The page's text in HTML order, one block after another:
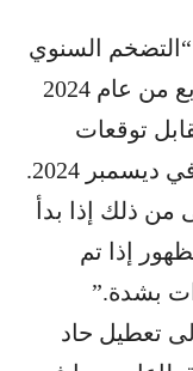
السنوي
سيتجه نحو الارتفاع في الربع الرابع من عام 2024
إلى 54%، مقابل توقعات
سابقة بأنه سينخفض إلى 26.7% في ديسمبر 2024.
ذلك إذا بدأ
إذا تم
بشدة.”
تعطيل حاد